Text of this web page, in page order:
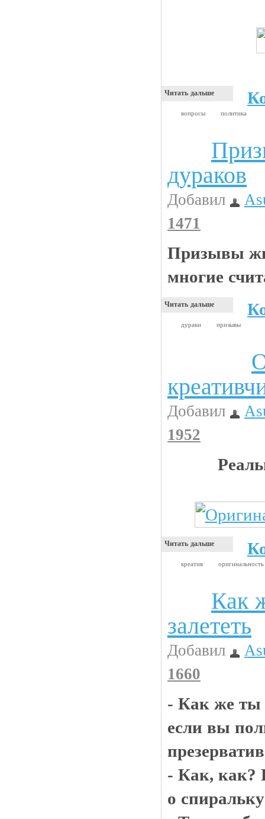
Читать дальше
вопросы политика
дураков
Добавил
1471
Призывы
многие
Читать дальше
дураки призывы
Добавил
1952
Читать дальше
креатив
Как
залететь
Добавил
1660
- Как же ты
если вы
- Как, как?
о